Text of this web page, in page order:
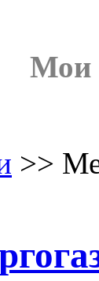
Мои
>>